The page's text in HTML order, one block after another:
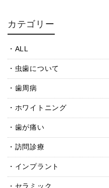
カテゴリー
ALL
虫歯について
歯周病
ホワイトニング
歯が痛い
訪問診療
インプラント
セラミック